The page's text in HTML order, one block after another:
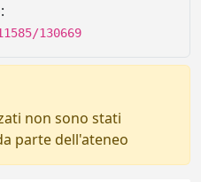
130669
non sono stati
parte dell'ateneo